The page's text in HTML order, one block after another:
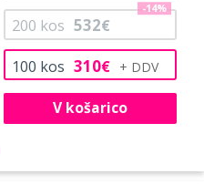
100 kos 310€
200 kos 532€
-14%
V košarico